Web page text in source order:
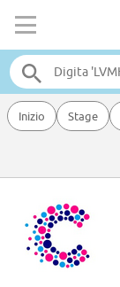
Inizio Stage